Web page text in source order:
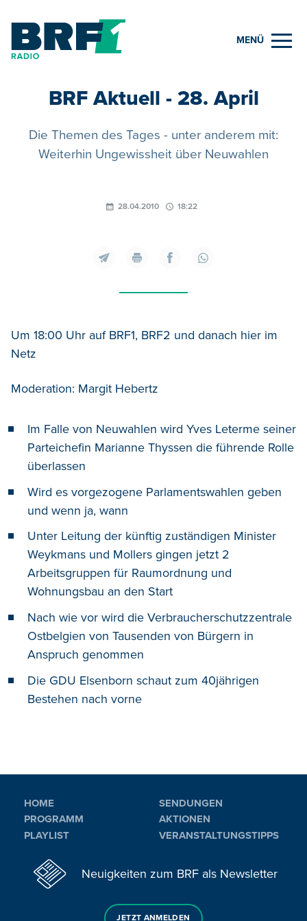
MENÜ
BRF Aktuell - 28. April
Die Themen des Tages - unter anderem mit:
Weiterhin Ungewissheit über Neuwahlen
28.04.2010 18:22
Um 18:00 Uhr auf BRF1, BRF2 und danach hier im
Netz
Moderation: Margit Hebertz
Im Falle von Neuwahlen wird Yves Leterme seiner
Parteichefin Marianne Thyssen die führende Rolle
überlassen
Wird es vorgezogene Parlamentswahlen geben
und wenn ja, wann
Unter Leitung der künftig zuständigen Minister
Weykmans und Mollers gingen jetzt 2
Arbeitsgruppen für Raumordnung und
Wohnungsbau an den Start
Nach wie vor wird die Verbraucherschutzzentrale
Ostbelgien von Tausenden von Bürgern in
Anspruch genommen
Die GDU Elsenborn schaut zum 40jährigen
Bestehen nach vorne
HOME
PROGRAMM
PLAYLIST
SENDUNGEN
AKTIONEN
VERANSTALTUNGSTIPPS
Neuigkeiten zum BRF als Newsletter
JETZT ANMELDEN